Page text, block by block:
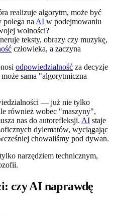
realizuje algorytm, może być
polega na AI w podejmowaniu
wolności?
teksty, obrazy czy muzykę,
człowieka, a zaczyna
odpowiedzialność za decyzje
sama "algorytmiczna
— już nie tylko
również wobec "maszyny",
nas do autorefleksji. AI staje
dylematów, wyciągając
chowaliśmy pod dywan.
narzędziem technicznym,
czy AI naprawdę